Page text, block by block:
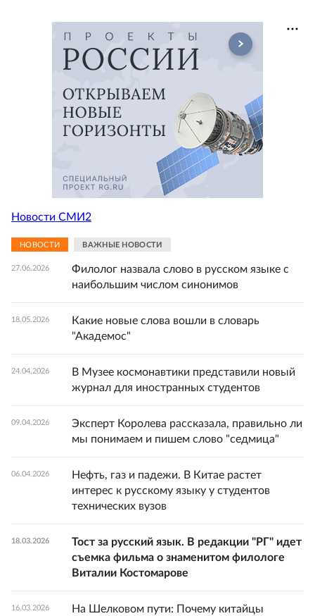
Новости СМИ2
НОВОСТИ ВАЖНЫЕ НОВОСТИ
27.06.2026
Филолог назвала слово в русском языке с
наибольшим числом синонимов
18.05.2026
Какие новые слова вошли в словарь
"Академос"
24.04.2026
В Музее космонавтики представили новый
журнал для иностранных студентов
09.04.2026
Эксперт Королева рассказала, правильно ли
мы понимаем и пишем слово "седмица"
06.04.2026
Нефть, газ и падежи. В Китае растет
интерес к русскому языку у студентов
технических вузов
18.03.2026
Тост за русский язык. В редакции "РГ" идет
съемка фильма о знаменитом филологе
Виталии Костомарове
16.03.2026
На Шелковом пути: Почему китайцы